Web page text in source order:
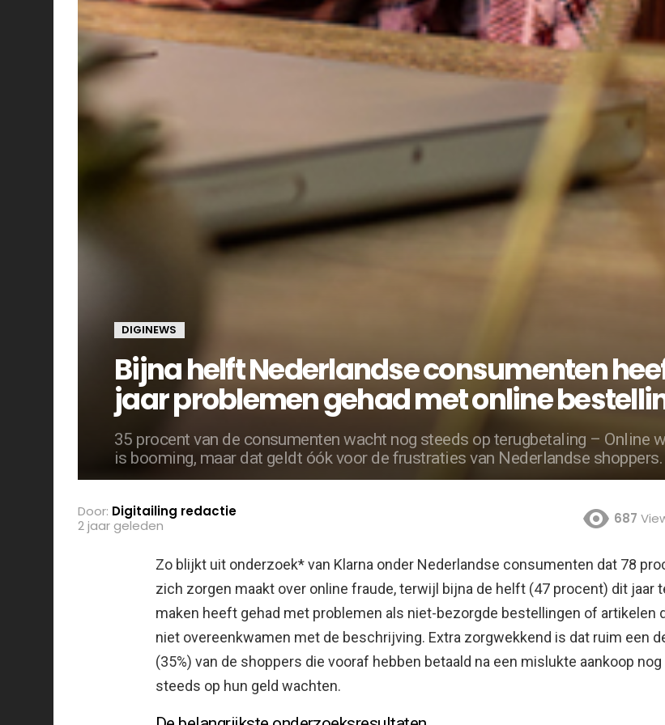
DIGINEWS
Bijna helft Nederlandse consumenten
jaar problemen gehad met online
35 procent van de consumenten wacht nog steeds op terugbetaling – Online
is booming, maar dat geldt óók voor de frustraties van Nederlandse shoppers.
Door: Digitailing redactie
2 jaar geleden
687
Zo blijkt uit onderzoek* van Klarna onder Nederlandse consumenten dat 78
zich zorgen maakt over online fraude,terwijl bijna de helft (47 procent) dit jaar
maken heeft gehad met problemen als niet-bezorgde bestellingen of artikelen
niet overeenkwamen met de beschrijving. Extra zorgwekkend is dat ruim een
(35%) van de shoppers die vooraf hebben betaald na een mislukte aankoop nog
steeds op hun geld wachten.